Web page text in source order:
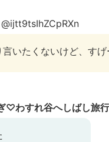
@ijtt9tsIhZCpRXn
言いたくないけど、すげ
♡わすれ谷へしばし旅